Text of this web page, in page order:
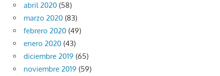
abril 2020 (58)
marzo 2020 (83)
febrero 2020 (49)
enero 2020 (43)
diciembre 2019 (65)
noviembre 2019 (59)